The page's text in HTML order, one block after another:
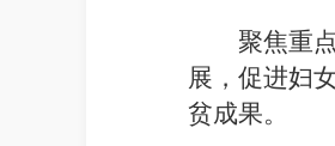
聚焦重
展，促进妇
贫成果。